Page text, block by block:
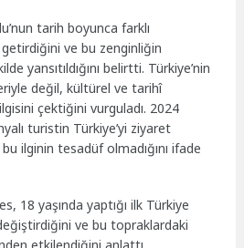
tarih boyunca farklı
ve bu zenginliğin
yansıtıldığını belirtti. Türkiye’nin
değil, kültürel ve tarihî
çektiğini vurguladı. 2024
turistin Türkiye’yi ziyaret
ilginin tesadüf olmadığını ifade
18 yaşında yaptığı ilk Türkiye
ve bu topraklardaki